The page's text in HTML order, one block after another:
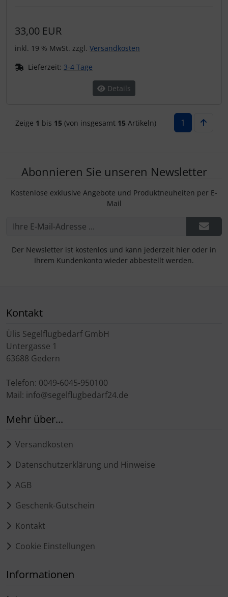
33,00 EUR
inkl. 19 % MwSt. zzgl. Versandkosten
Lieferzeit: 3-4 Tage
Details
Zeige 1 bis 15 (von insgesamt 15 Artikeln) 1
Abonnieren Sie unseren Newsletter
Kostenlose exklusive Angebote und Produktneuheiten per E-
Mail
Der Newsletter ist kostenlos und kann jederzeit hier oder in
Ihrem Kundenkonto wieder abbestellt werden.
Kontakt
Ülis Segelflugbedarf GmbH
Untergasse 1
63688 Gedern
Telefon: 0049-6045-950100
Mail: info@segelflugbedarf24.de
Mehr über...
Versandkosten
Datenschutzerklärung und Hinweise
AGB
Geschenk-Gutschein
Kontakt
Cookie Einstellungen
Informationen